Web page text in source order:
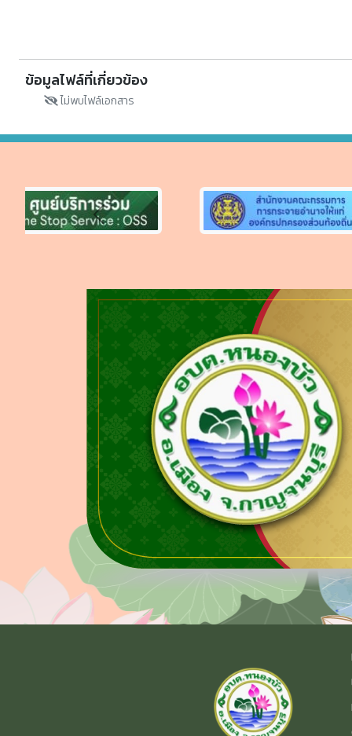
ข้อมูลไฟล์ที่เกี่ยวข้อง
ไม่พบไฟล์เอกสาร
Previous